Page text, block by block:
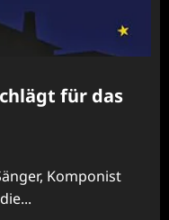
für das
Komponist